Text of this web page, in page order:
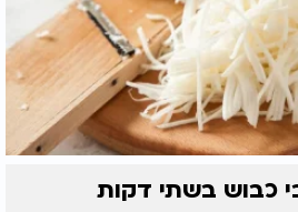
ללא גלוטן
, זה פשוט - רק וודאי
קמח המצה והגבינות)
אבקת אפייה או לא- אשמח
בבית.
כבוש בשתי דקות